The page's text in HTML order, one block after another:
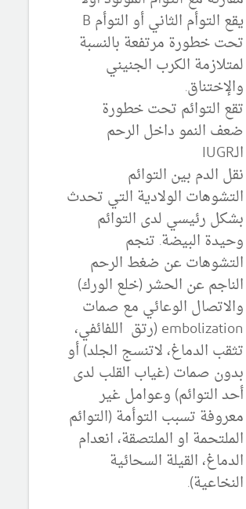
يقع التوأم الثاني أو التوأم B
تحت خطورة مرتفعة بالنسبة
لمتلازمة الكرب الجنيني
والإختناق.
تقع التوائم تحت خطورة
ضعف النمو داخل الرحم
الـIUGR
نقل الدم بين التوائم
التشوهات الولادية التي تحدث
بشكل رئيسي لدى التوائم
وحيدة البيضة. تنجم
التشوهات عن ضغط الرحم
الناجم عن الحشر (خلع الورك)
والاتصال الوعائي مع صمات
embolization (رتق اللفائفي،
تثقب الدماغ، لاتنسج الجلد) أو
بدون صمات (غياب القلب لدى
أحد التوائم) وعوامل غير
معروفة تسبب التوأمة (التوائم
الملتحمة او الملتصقة، انعدام
الدماغ، القيلة السحائية
النخاعية).